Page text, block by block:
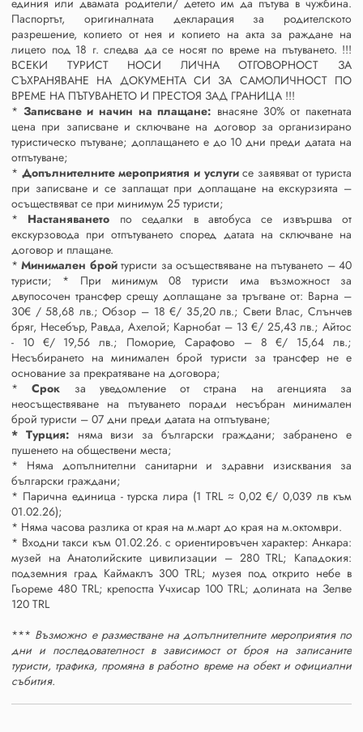
единия или двамата родители/ детето им да пътува в чужбина.
Паспортът, оригиналната декларация за родителското
разрешение, копието от нея и копието на акта за раждане на
лицето под 18 г. следва да се носят по време на пътуването. !!!
ВСЕКИ ТУРИСТ НОСИ ЛИЧНА ОТГОВОРНОСТ ЗА
СЪХРАНЯВАНЕ НА ДОКУМЕНТА СИ ЗА САМОЛИЧНОСТ ПО
ВРЕМЕ НА ПЪТУВАНЕТО И ПРЕСТОЯ ЗАД ГРАНИЦА !!!
* Записване и начин на плащане: внасяне 30% от пакетната
цена при записване и сключване на договор за организирано
туристическо пътуване; доплащането е до 10 дни преди датата на
отпътуване;
* Допълнителните мероприятия и услугисе заявяват от туриста
при записване и се заплащат при доплащане на екскурзията –
осъществяват се при минимум 25 туристи;
* Настаняването по седалки в автобуса се извършва от
екскурзовода при отпътуването според датата на сключване на
договор и плащане.
*Минимален бройтуристи за осъществяване на пътуването – 40
туристи; * При минимум 08 туристи има възможност за
двупосочен трансфер срещу доплащане за тръгване от: Варна –
30€ / 58,68 лв.; Обзор – 18 €/ 35,20 лв.; Свети Влас, Слънчев
бряг, Несебър, Равда, Ахелой; Карнобат – 13 €/ 25,43 лв.; Айтос
- 10 €/ 19,56 лв.; Поморие, Сарафово – 8 €/ 15,64 лв.;
Несъбирането на минимален брой туристи за трансфер не е
основание за прекратяване на договора;
*Срок за уведомление от страна на агенцията за
неосъществяване на пътуването поради несъбран минимален
брой туристи – 07 дни преди датата на отпътуване;
* Турция: няма визи за български граждани; забранено е
пушенето на обществени места;
* Няма допълнителни санитарни и здравни изисквания за
български граждани;
* Парична единица - турска лира (1 TRL ≈ 0,02 €/ 0,039 лв към
01.02.26);
* Няма часова разлика от края на м.март до края на м.октомври.
* Входни такси към 01.02.26. с ориентировъчен характер: Анкара:
музей на Анатолийските цивилизации – 280 TRL; Кападокия:
подземния град Каймаклъ 300 TRL; музея под открито небе в
Гьореме 480 TRL; крепостта Учхисар 100 TRL; долината на Зелве
120 TRL
*** Възможно е разместване на допълнителните мероприятия по
дни и последователност в зависимост от броя на записаните
туристи, трафика, промяна в работно време на обект и официални
събития.